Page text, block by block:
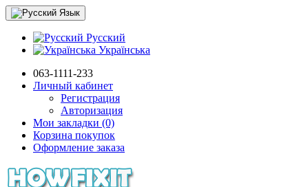
Язык
Русский
Українська
063-1111-233
Личный кабинет
Регистрация
Авторизация
Мои закладки (0)
Корзина покупок
Оформление заказа